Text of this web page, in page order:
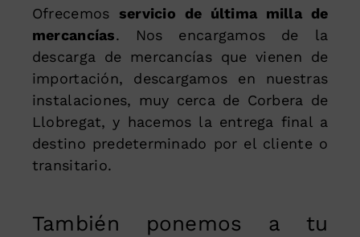
Ofrecemos servicio de última milla de
mercancías. Nos encargamos de la
descarga de mercancías que vienen de
importación, descargamos en nuestras
instalaciones, muy cerca de Corbera de
Llobregat, y hacemos la entrega final a
destino predeterminado por el cliente o
transitario.
También ponemos a tu